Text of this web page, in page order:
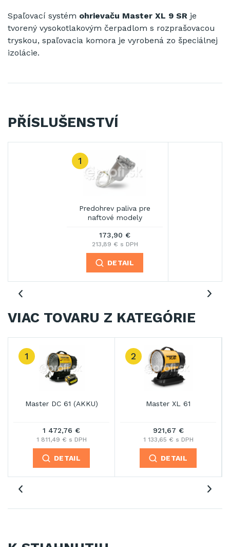
Spaľovací systém ohrievaču Master XL 9 SR je
tvorený vysokotlakovým čerpadlom s rozprašovacou
tryskou, spaľovacia komora je vyrobená zo špeciálnej
izolácie.
PŘÍSLUŠENSTVÍ
1
Predohrev paliva pre
naftové modely
173,90 €
213,89 € s DPH
DETAIL
VIAC TOVARU Z KATEGÓRIE
3
Master XL 91
2 365,93 €
2 910,10 € s DPH
DETAIL
Oklima SX 180-1S
1 993,84 €
2 452,43 € s DPH
DETAIL